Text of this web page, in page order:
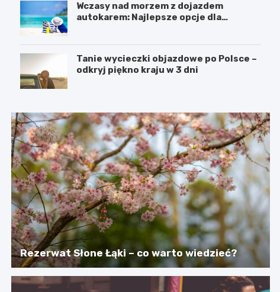
Wczasy nad morzem z dojazdem
autokarem: Najlepsze opcje dla
Tanie wycieczki objazdowe po Polsce –
odkryj piękno kraju w 3 dni
Rezerwat Słone Łąki – co warto wiedzieć?